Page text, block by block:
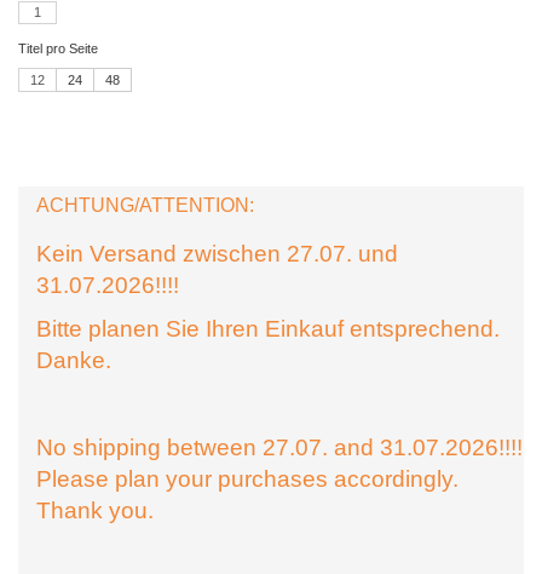
1
Titel pro Seite
12 24 48
ACHTUNG/ATTENTION:
Kein Versand zwischen 27.07. und
31.07.2026!!!!
Bitte planen Sie Ihren Einkauf entsprechend.
Danke.
No shipping between 27.07. and 31.07.2026!!!!
Please plan your purchases accordingly.
Thank you.